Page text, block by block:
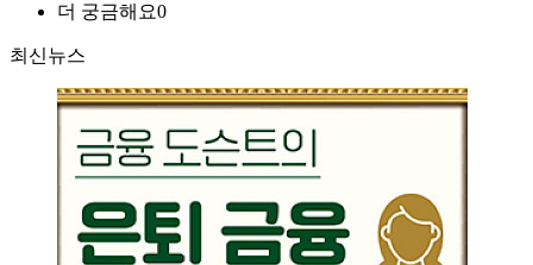
더 궁금해요0
최신뉴스